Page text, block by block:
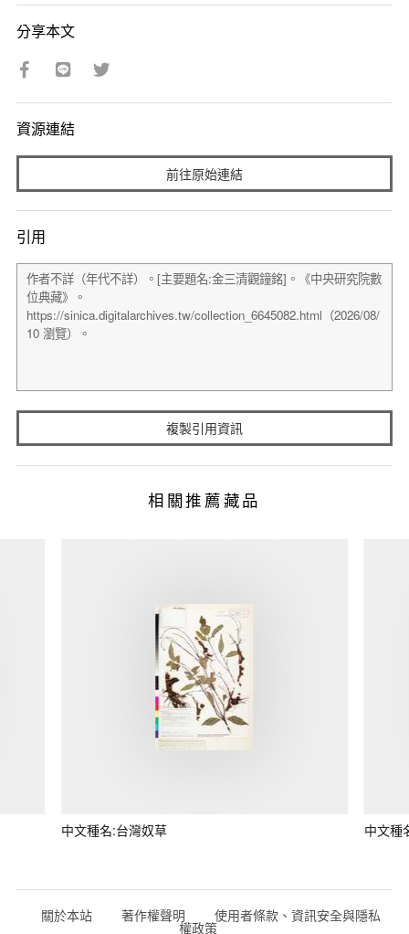
分享本文
資源連結
前往原始連結
引用
複製引用資訊
相關推薦藏品
中文種名:台灣奴草 中文種
關於本站 著作權聲明 使用者條款、資訊安全與隱私
權政策